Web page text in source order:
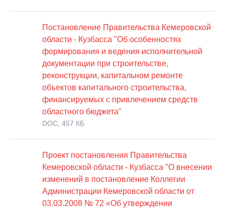
Постановление Правительства Кемеровской
области - Кузбасса "Об особенностях
формирования и ведения исполнительной
документации при строительстве,
реконструкции, капитальном ремонте
объектов капитального строительства,
финансируемых с привлечением средств
областного бюджета"
DOC, 457 КБ
Проект постановления Правительства
Кемеровской области - Кузбасса "О внесении
изменений в постановление Коллегии
Администрации Кемеровской области от
03.03.2008 № 72 «Об утверждении